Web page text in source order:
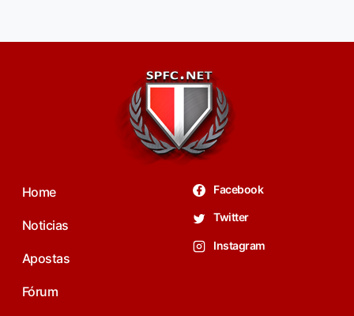
Home
Noticias
Apostas
Fórum
Facebook
Twitter
Instagram